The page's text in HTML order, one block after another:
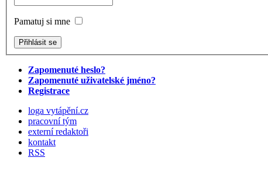
Pamatuj si mne
Zapomenuté heslo?
Zapomenuté uživatelské jméno?
Registrace
loga vytápění.cz
pracovní tým
externí redaktoři
kontakt
RSS